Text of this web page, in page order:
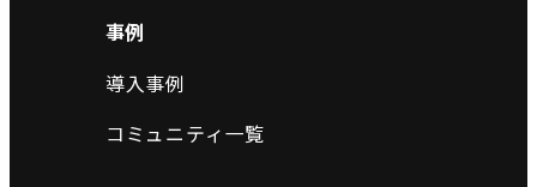
事例
導入事例
コミュニティ一覧